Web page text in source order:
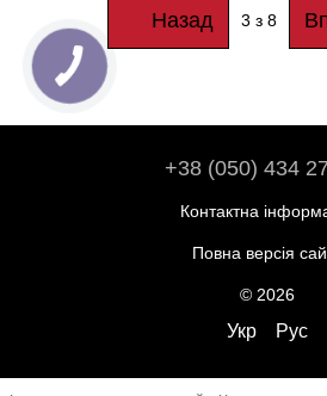
Назад 3 з 8
+38 (050) 434
Контактна
Повна версія
© 2026
Укр Рус